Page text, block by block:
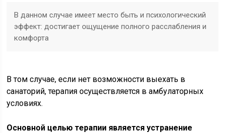
В данном случае имеет место быть и психологический
эффект: достигает ощущение полного расслабления и
комфорта
В том случае, если нет возможности выехать в
санаторий, терапия осуществляется в амбулаторных
условиях.
Основной целью терапии является устранение